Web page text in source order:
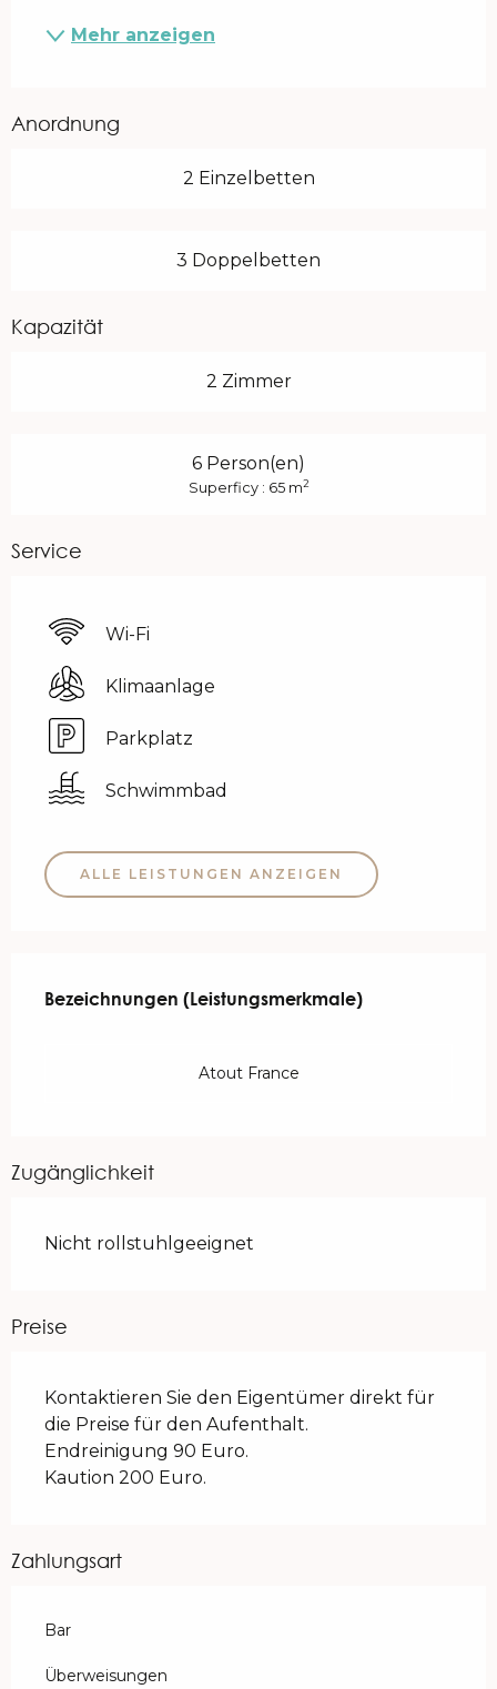
Mehr anzeigen
Anordnung
2 Einzelbetten
3 Doppelbetten
Kapazität
2 Zimmer
6 Person(en)
Superficy : 65 m2
Service
Wi-Fi
Klimaanlage
Parkplatz
Schwimmbad
ALLE LEISTUNGEN ANZEIGEN
Bezeichnungen (Leistungsmerkmale)
Bezeichnungen (Leistungsmerkmale)
Atout France
Zugänglichkeit
Nicht rollstuhlgeeignet
Preise
Kontaktieren Sie den Eigentümer direkt für
die Preise für den Aufenthalt.
Endreinigung 90 Euro.
Kaution 200 Euro.
Zahlungsart
Bar
Überweisungen